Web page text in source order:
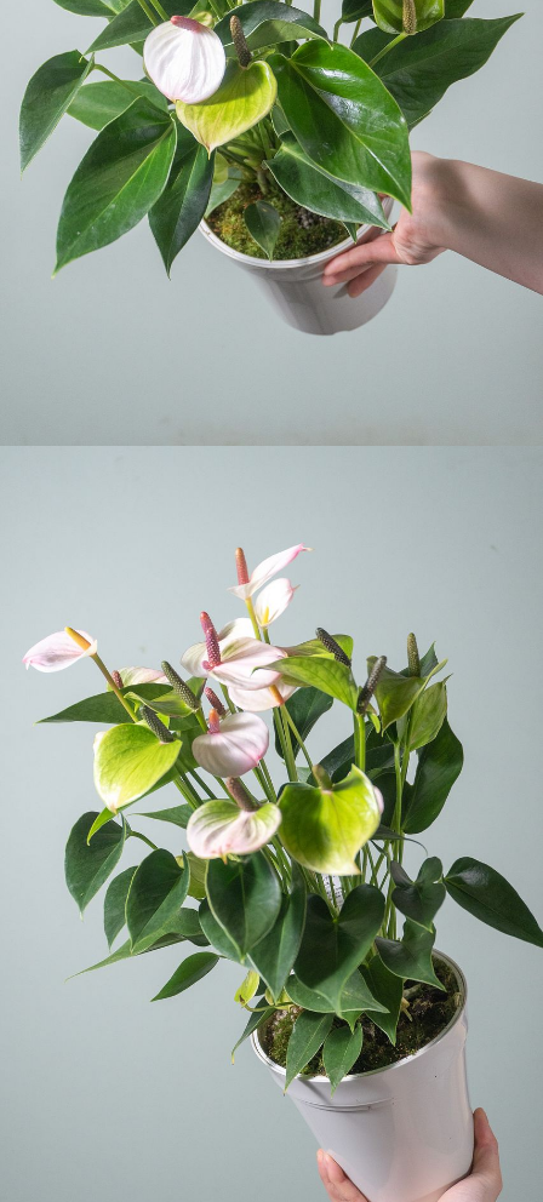
お花をベストなタイミングで発送しているため、お届け日の
指定はできません。受け取り時間帯は、発送後にクロネコヤ
マトのアプリから変更可能です。
Q. 注文後にキャンセルできますか？
ご注文後一定時間内であればキャンセル可能です。